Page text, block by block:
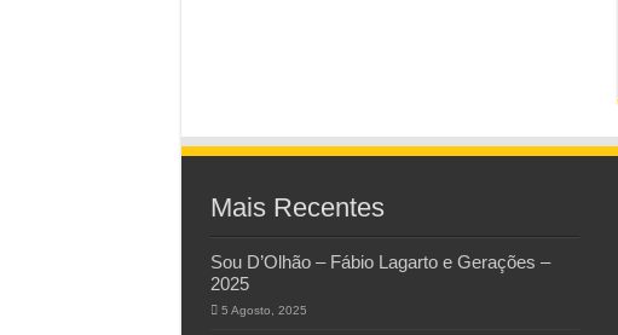
Mais Recentes
Sou D’Olhão – Fábio Lagarto e Gerações –
2025
5 Agosto, 2025